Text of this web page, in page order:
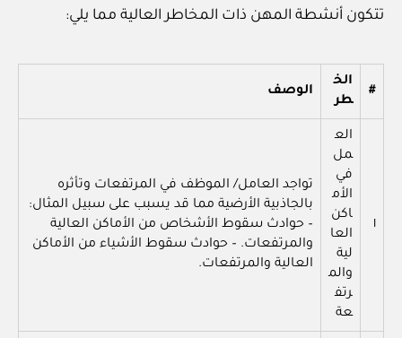
تتكون أنشطة المهن ذات المخاطر العالية مما يلي:
#
الخ
طر
الوصف
١
الع
مل
في
الأم
اكن
العا
لية
والم
رتف
عة
تواجد العامل/ الموظف في المرتفعات وتأثره
بالجاذبية الأرضية مما قد يسبب على سبيل المثال:
– حوادث سقوط الأشخاص من الأماكن العالية
والمرتفعات. – حوادث سقوط الأشياء من الأماكن
العالية والمرتفعات.